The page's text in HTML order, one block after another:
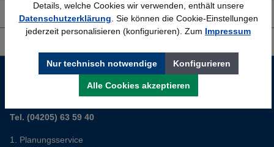
Shop Service
Sie planen ein neues Büro? Wir helfen Ihnen kostenlos dabei.
Tel. (04205) 63 59 40
Planungsservice
Details, welche Cookies wir verwenden, enthält unsere
Datenschutzerklärung . Sie können die Cookie-Einstellungen
jederzeit personalisieren (konfigurieren). Zum Impressum
Nur technisch notwendige Konfigurieren
Alle Cookies akzeptieren